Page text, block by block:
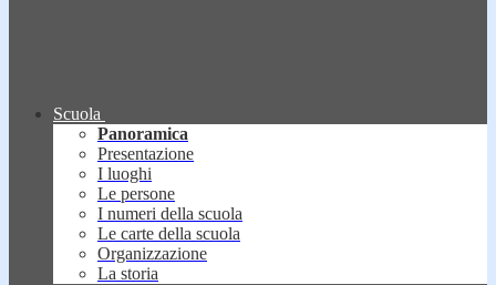
Scuola
Panoramica
Presentazione
I luoghi
Le persone
I numeri della scuola
Le carte della scuola
Organizzazione
La storia